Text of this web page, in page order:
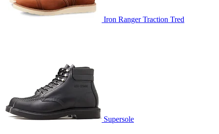
Iron Ranger Traction Tred
Supersole